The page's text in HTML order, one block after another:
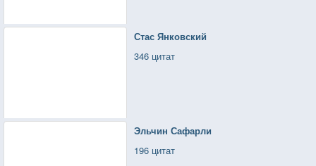
Стас Янковский
346 цитат
Эльчин Сафарли
196 цитат